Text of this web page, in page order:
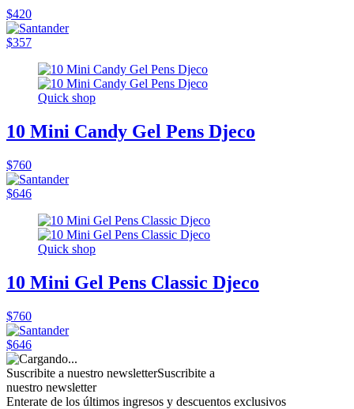
$420
$357
Quick shop
10 Mini Candy Gel Pens Djeco
$760
$646
Quick shop
10 Mini Gel Pens Classic Djeco
$760
$646
Suscribite a nuestro newsletterSuscribite a
nuestro newsletter
Enterate de los últimos ingresos y descuentos exclusivos